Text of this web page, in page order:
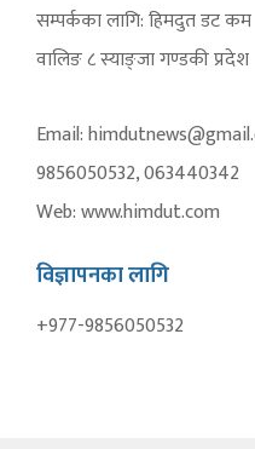
सम्पर्कका लागि: हिमदुत डट कम
वालिङ ८ स्याङ्जा गण्डकी प्रदेश
Email:
9856050532, 063440342
Web: www.himdut.com
विज्ञापनका लागि
+977-9856050532